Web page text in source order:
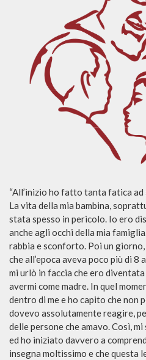
“All’inizio ho fatto tanta fatica
La vita della mia bambina,
stata spesso in pericolo. Io ero
anche agli occhi della mia
rabbia e sconforto. Poi un
che all’epoca aveva poco più di 8
mi urlò in faccia che ero
avermi come madre. In quel
dentro di me e ho capito che non
dovevo assolutamente reagire,
delle persone che amavo. Così,
ed ho iniziato davvero a
insegna moltissimo e che questa